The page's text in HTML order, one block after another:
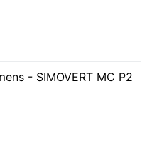
- SIMOVERT MC P2